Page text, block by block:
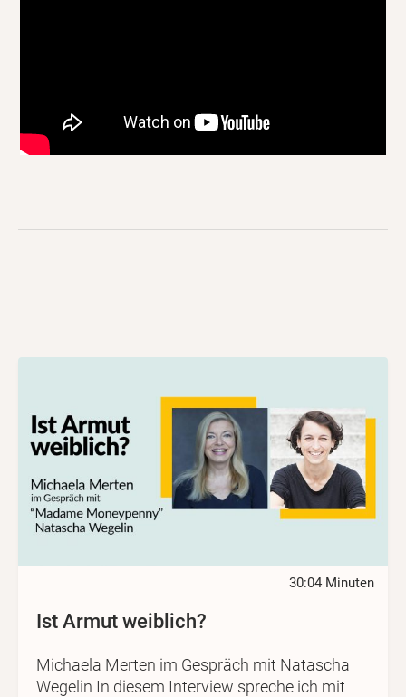
30:04 Minuten
Ist Armut weiblich?
Michaela Merten im Gespräch mit Natascha
Wegelin In diesem Interview spreche ich mit